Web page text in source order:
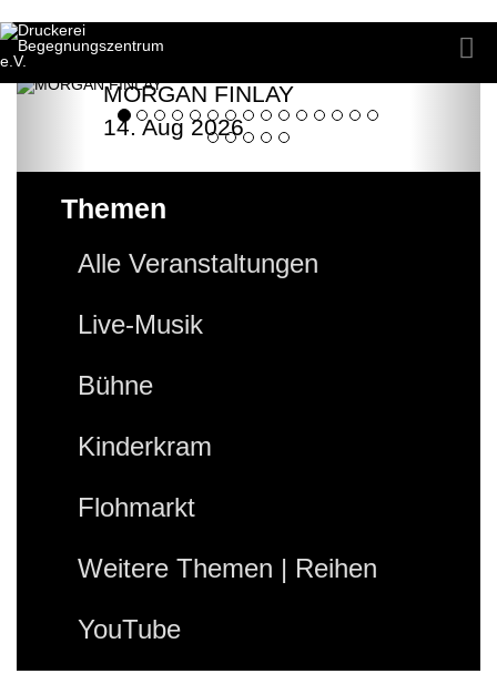
MORGAN FINLAY
14. Aug 2026
Themen
Alle Veranstaltungen
Live-Musik
Bühne
Kinderkram
Flohmarkt
Weitere Themen | Reihen
YouTube